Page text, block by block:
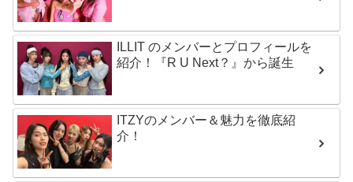
ILLIT のメンバーとプロフィールを
紹介！『R U Next？』から誕生
ITZYのメンバー＆魅力を徹底紹
介！